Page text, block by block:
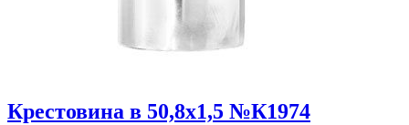
Крестовина в 50,8х1,5 №К1974